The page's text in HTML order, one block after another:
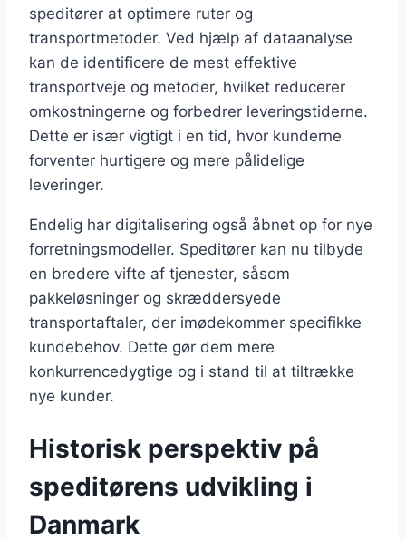
speditører at optimere ruter og
transportmetoder. Ved hjælp af dataanalyse
kan de identificere de mest effektive
transportveje og metoder, hvilket reducerer
omkostningerne og forbedrer leveringstiderne.
Dette er især vigtigt i en tid, hvor kunderne
forventer hurtigere og mere pålidelige
leveringer.
Endelig har digitalisering også åbnet op for nye
forretningsmodeller. Speditører kan nu tilbyde
en bredere vifte af tjenester, såsom
pakkeløsninger og skræddersyede
transportaftaler, der imødekommer specifikke
kundebehov. Dette gør dem mere
konkurrencedygtige og i stand til at tiltrække
nye kunder.
Historisk perspektiv på
speditørens udvikling i
Danmark